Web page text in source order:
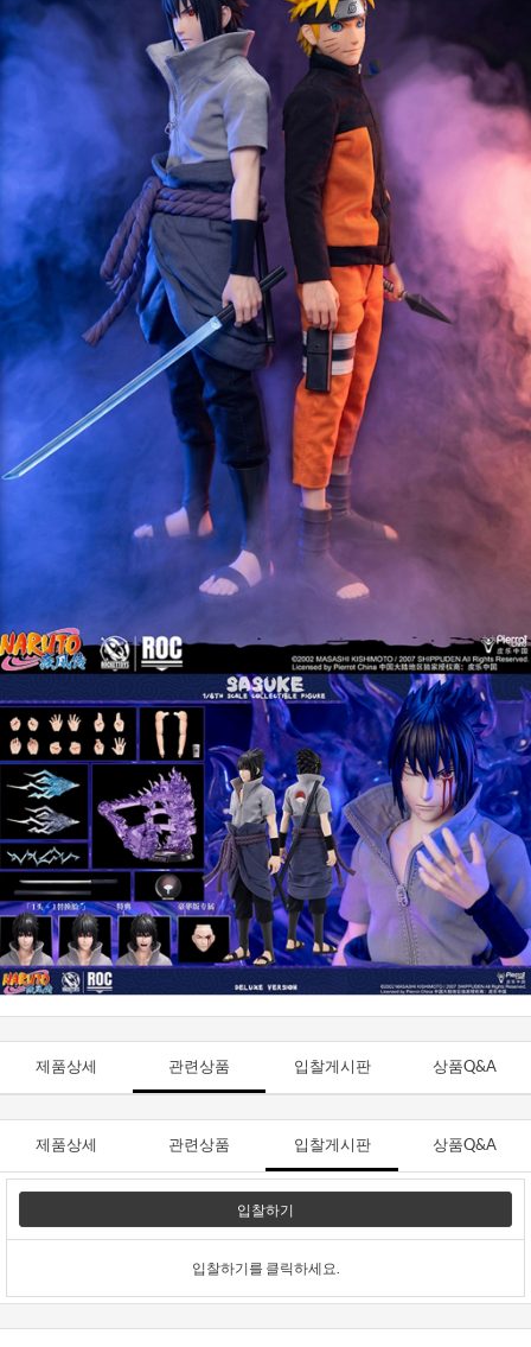
제품상세 관련상품 입찰게시판 상품Q&A
제품상세 관련상품 입찰게시판 상품Q&A
입찰하기
입찰하기를 클릭하세요.